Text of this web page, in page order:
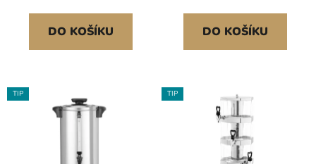
DO KOŠÍKU DO KOŠÍKU
TIP TIP